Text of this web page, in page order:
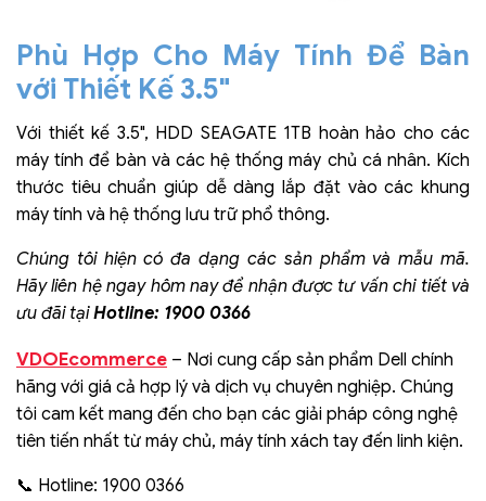
Phù Hợp Cho Máy Tính Để Bàn
với Thiết Kế 3.5"
Với thiết kế 3.5", HDD SEAGATE 1TB hoàn hảo cho các
máy tính để bàn và các hệ thống máy chủ cá nhân. Kích
thước tiêu chuẩn giúp dễ dàng lắp đặt vào các khung
máy tính và hệ thống lưu trữ phổ thông.
Chúng tôi hiện có đa dạng các sản phẩm và mẫu mã.
Hãy liên hệ ngay hôm nay để nhận được tư vấn chi tiết và
ưu đãi tạiHotline: 1900 0366
VDOEcommerce – Nơi cung cấp sản phẩm Dell chính
hãng với giá cả hợp lý và dịch vụ chuyên nghiệp. Chúng
tôi cam kết mang đến cho bạn các giải pháp công nghệ
tiên tiến nhất từ máy chủ, máy tính xách tay đến linh kiện.
📞 Hotline: 1900 0366